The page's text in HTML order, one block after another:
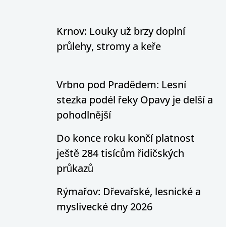
Krnov: Louky už brzy doplní
průlehy, stromy a keře
Vrbno pod Pradědem: Lesní
stezka podél řeky Opavy je delší a
pohodlnější
Do konce roku končí platnost
ještě 284 tisícům řidičských
průkazů
Rýmařov: Dřevařské, lesnické a
myslivecké dny 2026